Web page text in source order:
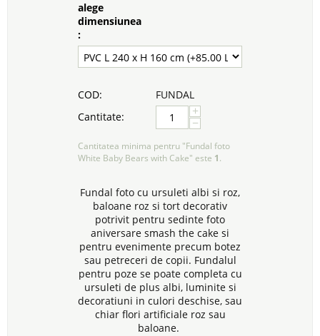
alege
dimensiunea
:
COD:
FUNDAL
Cantitate:
+
−
Cantitatea minima pentru "Fundal foto
White Baby Bears with Cake" este 1.
Fundal foto cu ursuleti albi si roz,
baloane roz si tort decorativ
potrivit pentru sedinte foto
aniversare smash the cake si
pentru evenimente precum botez
sau petreceri de copii. Fundalul
pentru poze se poate completa cu
ursuleti de plus albi, luminite si
decoratiuni in culori deschise, sau
chiar flori artificiale roz sau
baloane.